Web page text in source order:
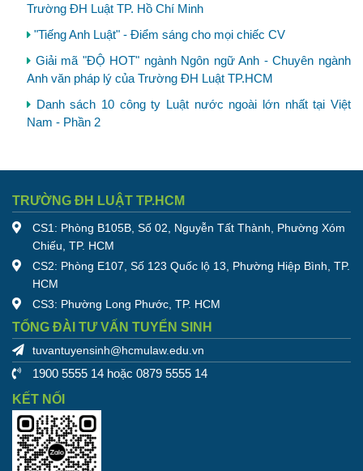
Trường ĐH Luật TP. Hồ Chí Minh
"Tiếng Anh Luật" - Điểm sáng cho mọi chiếc CV
Giải mã "ĐỘ HOT" ngành Ngôn ngữ Anh - Chuyên ngành
Anh văn pháp lý của Trường ĐH Luật TP.HCM
Danh sách 10 công ty Luật nước ngoài lớn nhất tại Việt
Nam - Phần 2
TRƯỜNG ĐH LUẬT TP.HCM
CS1: Phòng B105B, Số 02, Nguyễn Tất Thành, Phường Xóm
Chiếu, TP. HCM
CS2: Phòng E107, Số 123 Quốc lộ 13, Phường Hiệp Bình, TP.
HCM
CS3: Phường Long Phước, TP. HCM
TỔNG ĐÀI TƯ VẤN TUYỂN SINH
tuvantuyensinh@hcmulaw.edu.vn
1900 5555 14 hoặc 0879 5555 14
KẾT NỐI